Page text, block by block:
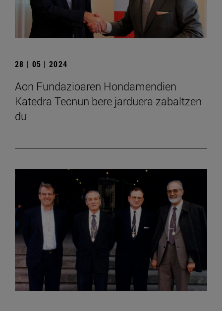
28 | 05 | 2024
Aon Fundazioaren Hondamendien
Katedra Tecnun bere jarduera zabaltzen
du